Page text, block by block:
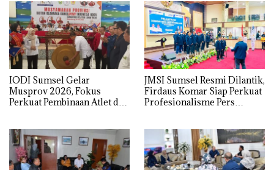
IODI Sumsel Gelar
Musprov 2026, Fokus
Perkuat Pembinaan Atlet dan
JMSI Sumsel Resmi Dilantik,
Firdaus Komar Siap Perkuat
Profesionalisme Pers